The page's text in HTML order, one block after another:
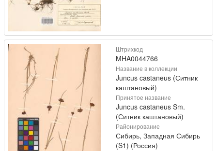
Штрихкод
MHA0044766
Название в коллекции
Juncus castaneus (Ситник
каштановый)
Принятое название
Juncus castaneus Sm.
(Ситник каштановый)
Районирование
Сибирь, Западная Сибирь
(S1) (Россия)